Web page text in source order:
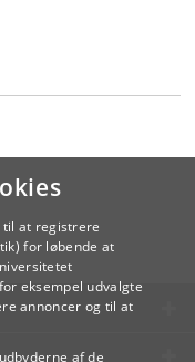
at registrere
for løbende at
eksempel udvalgte
annoncer og til at
af de